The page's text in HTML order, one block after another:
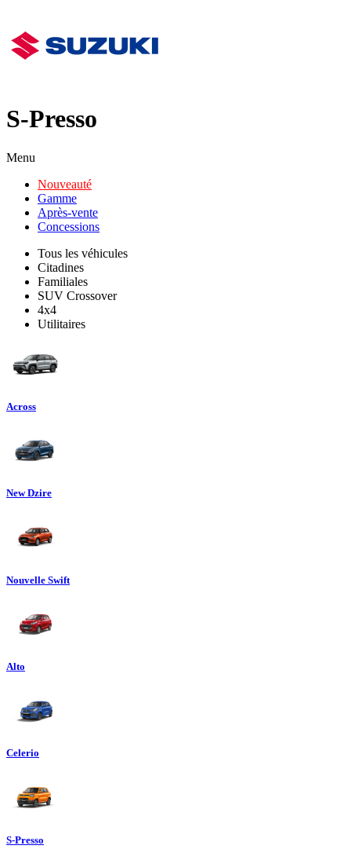
S-Presso
Menu
Nouveauté
Gamme
Après-vente
Concessions
Tous les véhicules
Citadines
Familiales
SUV Crossover
4x4
Utilitaires
Across
New Dzire
Nouvelle Swift
Alto
Celerio
S-Presso